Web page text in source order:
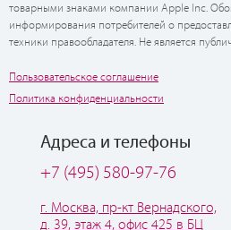
товарными знаками компании Apple Inc.
информирования потребителей о
техники правообладателя. Не является
Пользовательское соглашение
Политика конфиденциальности
Адреса и телефоны
+7 (495) 580-97-76
г. Москва, пр-кт Вернадского,
д. 39, этаж 4, офис 425 в БЦ